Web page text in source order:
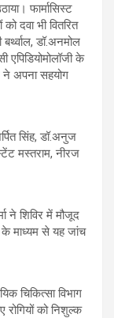
फार्मासिस्ट
दवा भी वितरित
डॉ.अनमोल
एपिडियोमोलॉजी के
ने अपना सहयोग
सिंह, डॉ.अनुज
मस्तराम, नीरज
ने शिविर में मौजूद
माध्यम से यह जांच
चिकित्सा विभाग
रोगियों को निशुल्क